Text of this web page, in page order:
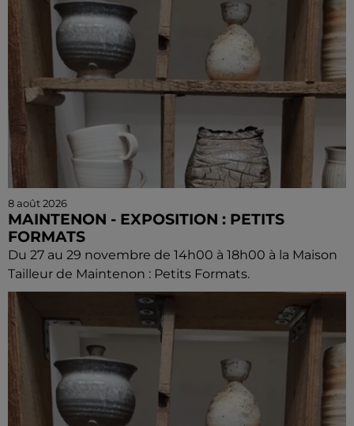
8 août 2026
MAINTENON - EXPOSITION : PETITS
FORMATS
Du 27 au 29 novembre de 14h00 à 18h00 à la Maison
Tailleur de Maintenon : Petits Formats.